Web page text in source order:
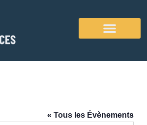
« Tous les Évènements